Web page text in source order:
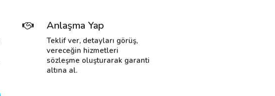
Anlaşma Yap
Teklif ver, detayları görüş,
vereceğin hizmetleri
sözleşme oluşturarak garanti
altına al.